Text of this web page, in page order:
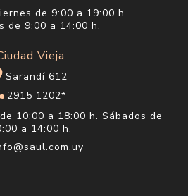
de 9:00 a 19:00 h.
de 9:00 a 14:00 h.
Vieja
Sarandí 612
2915 1202*
10:00 a 18:00 h. Sábados de
a 14:00 h.